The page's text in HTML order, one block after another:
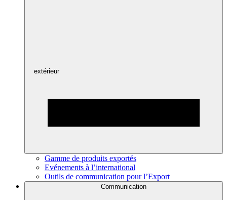
extérieur
Gamme de produits exportés
Evénements à l’international
Outils de communication pour l’Export
Communication